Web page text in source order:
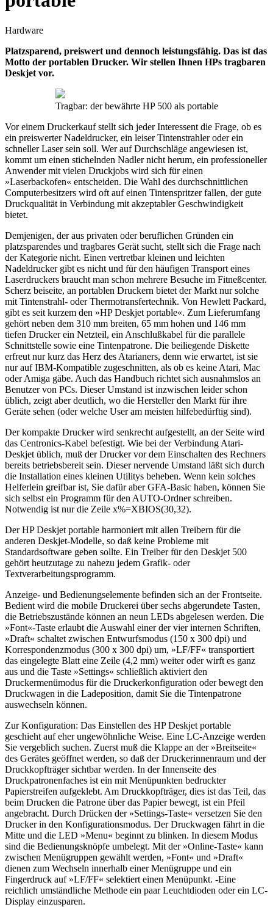
Hardware
Platzsparend, preiswert und dennoch leistungsfähig. Das ist das
Motto der portablen Drucker. Wir stellen Ihnen HPs tragbaren
Deskjet vor.
Tragbar: der bewährte HP 500 als portable
Vor einem Druckerkauf stellt sich jeder Interessent die Frage, ob es
ein preiswerter Nadeldrucker, ein leiser Tintenstrahler oder ein
schneller Laser sein soll. Wer auf Durchschläge angewiesen ist,
kommt um einen stichelnden Nadler nicht herum, ein professioneller
Anwender mit vielen Druckjobs wird sich für einen
»Laserbackofen« entscheiden. Die Wahl des durchschnittlichen
Computerbesitzers wird oft auf einen Tintenspritzer fallen, der gute
Druckqualität in Verbindung mit akzeptabler Geschwindigkeit
bietet.
Demjenigen, der aus privaten oder beruflichen Gründen ein
platzsparendes und tragbares Gerät sucht, stellt sich die Frage nach
der Kategorie nicht. Einen vertretbar kleinen und leichten
Nadeldrucker gibt es nicht und für den häufigen Transport eines
Laserdruckers braucht man schon mehrere Besuche im Fitneßcenter.
Scherz beiseite, an portablen Druckern bietet der Markt nur solche
mit Tintenstrahl- oder Thermotransfertechnik. Von Hewlett Packard,
gibt es seit kurzem den »HP Deskjet portable«. Zum Lieferumfang
gehört neben dem 310 mm breiten, 65 mm hohen und 146 mm
tiefen Drucker ein Netzteil, ein Anschlußkabel für die parallele
Schnittstelle sowie eine Tintenpatrone. Die beiliegende Diskette
erfreut nur kurz das Herz des Atarianers, denn wie erwartet, ist sie
nur auf IBM-Kompatible zugeschnitten, als ob es keine Atari, Mac
oder Amiga gäbe. Auch das Handbuch richtet sich ausnahmslos an
Benutzer von PCs. Dieser Umstand ist inzwischen leider schon
üblich, zeigt aber deutlich, wo die Hersteller den Markt für ihre
Geräte sehen (oder welche User am meisten hilfebedürftig sind).
Der kompakte Drucker wird senkrecht aufgestellt, an der Seite wird
das Centronics-Kabel befestigt. Wie bei der Verbindung Atari-
Deskjet üblich, muß der Drucker vor dem Einschalten des Rechners
bereits betriebsbereit sein. Dieser nervende Umstand läßt sich durch
die Installation eines kleinen Utilitys beheben. Wenn kein solches
Helferlein greifbar ist, Sie dafür aber GFA-Basic haben, können Sie
sich selbst ein Programm für den AUTO-Ordner schreiben.
Notwendig ist nur die Zeile x%=XBIOS(30,32).
Der HP Deskjet portable harmoniert mit allen Treibern für die
anderen Deskjet-Modelle, so daß keine Probleme mit
Standardsoftware geben sollte. Ein Treiber für den Deskjet 500
gehört heutzutage zu nahezu jedem Grafik- oder
Textverarbeitungsprogramm.
Anzeige- und Bedienungselemente befinden sich an der Frontseite.
Bedient wird die mobile Druckerei über sechs abgerundete Tasten,
die Betriebszustände können an neun LEDs abgelesen werden. Die
»Font«-Taste erlaubt die Auswahl einer der vier internen Schriften,
»Draft« schaltet zwischen Entwurfsmodus (150 x 300 dpi) und
Korrespondenzmodus (300 x 300 dpi) um, »LF/FF« transportiert
das eingelegte Blatt eine Zeile (4,2 mm) weiter oder wirft es ganz
aus und die Taste »Settings« schließlich aktiviert den
Druckermenümodus für die Druckerkonfiguration oder bewegt den
Druckwagen in die Ladeposition, damit Sie die Tintenpatrone
auswechseln können.
Zur Konfiguration: Das Einstellen des HP Deskjet portable
geschieht auf eher ungewöhnliche Weise. Eine LC-Anzeige werden
Sie vergeblich suchen. Zuerst muß die Klappe an der »Breitseite«
des Gerätes geöffnet werden, so daß der Druckerinnenraum und der
Druckkopfträger sichtbar werden. In der Innenseite des
Druckpatronenfaches ist ein mit Menüpunkten bedruckter
Papierstreifen aufgeklebt. Am Druckkopfträger, dies ist das Teil, das
beim Drucken die Patrone über das Papier bewegt, ist ein Pfeil
angebracht. Durch Drücken der »Settings-Taste« versetzen Sie den
Drucker in den Konfigurationsmodus. Der Druckwagen fährt in die
Mitte und die LED »Menu« beginnt zu blinken. In diesem Modus
sind die Bedienungsknöpfe umbelegt. Mit der »Online-Taste« kann
zwischen Menügruppen gewählt werden, »Font« und »Draft«
dienen zum Wechseln innerhalb einer Menügruppe und ein
Fingerdruck auf »LF/FF« selektiert einen Menüpunkt. -Eine
reichlich umständliche Methode ein paar Leuchtdioden oder ein LC-
Display einzusparen.